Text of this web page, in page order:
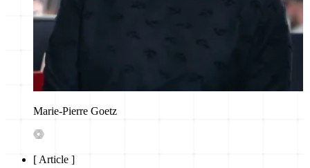
Marie-Pierre Goetz
[ Article ]